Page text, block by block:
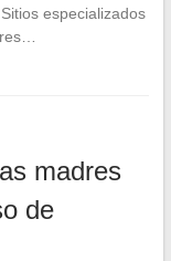
especializados
madres
de